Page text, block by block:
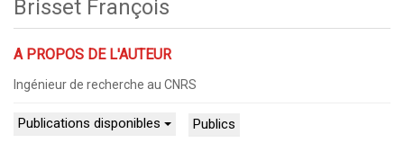
Brisset François
A PROPOS DE L'AUTEUR
Ingénieur de recherche au CNRS
Publications disponibles Publics